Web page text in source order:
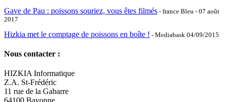
Gave de Pau : poissons souriez, vous êtes filmés - france Bleu - 07 août
2017
Hizkia met le comptage de poissons en boîte ! - Mediabask 04/09/2015
Nous contacter :
HIZKIA Informatique
Z.A. St-Frédéric
11 rue de la Gabarre
64100 Bayonne